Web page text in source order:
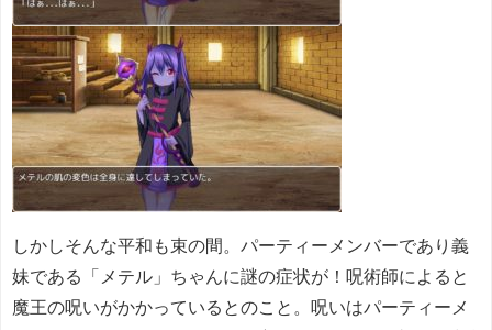
しかしそんな平和も束の間。パーティーメンバーであり義
妹である「メテル」ちゃんに謎の症状が！呪術師によると
魔王の呪いがかかっているとのこと。呪いはパーティーメ